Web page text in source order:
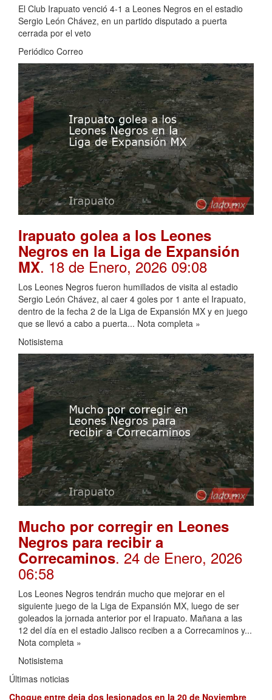
El Club Irapuato venció 4-1 a Leones Negros en el estadio
Sergio León Chávez, en un partido disputado a puerta
cerrada por el veto
Periódico Correo
Irapuato golea a los Leones
Negros en la Liga de Expansión
MX. 18 de Enero, 2026 09:08
Los Leones Negros fueron humillados de visita al estadio
Sergio León Chávez, al caer 4 goles por 1 ante el Irapuato,
dentro de la fecha 2 de la Liga de Expansión MX y en juego
que se llevó a cabo a puerta... Nota completa »
Notisistema
Mucho por corregir en Leones
Negros para recibir a
Correcaminos. 24 de Enero, 2026
06:58
Los Leones Negros tendrán mucho que mejorar en el
siguiente juego de la Liga de Expansión MX, luego de ser
goleados la jornada anterior por el Irapuato. Mañana a las
12 del día en el estadio Jalisco reciben a a Correcaminos y...
Nota completa »
Notisistema
Últimas noticias
Choque entre deja dos lesionados en la 20 de Noviembre